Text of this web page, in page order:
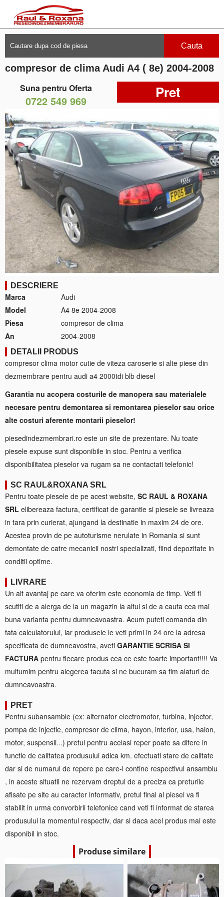
Cauta
compresor de clima Audi A4 ( 8e) 2004-2008
Suna pentru Oferta
0722 549 969 Pret
DESCRIERE
Marca
Audi
Model
A4 8e 2004-2008
Piesa
compresor de clima
An
2004-2008
DETALII PRODUS
compresor clima motor cutie de viteza caroserie si alte piese din
dezmembrare pentru audi a4 2000tdi blb diesel
Garantia nu acopera costurile de manopera sau materialele
necesare pentru demontarea si remontarea pieselor sau orice
alte costuri aferente montarii pieselor!
piesedindezmembrari.ro este un site de prezentare. Nu toate
piesele expuse sunt disponibile in stoc. Pentru a verifica
disponibilitatea pieselor va rugam sa ne contactati telefonic!
SC RAUL&ROXANA SRL
Pentru toate piesele de pe acest website, SC RAUL & ROXANA
SRL elibereaza factura, certificat de garantie si piesele se livreaza
in tara prin curierat, ajungand la destinatie in maxim 24 de ore.
Acestea provin de pe autoturisme nerulate in Romania si sunt
demontate de catre mecanicii nostri specializati, fiind depozitate in
conditii optime.
LIVRARE
Un alt avantaj pe care va oferim este economia de timp. Veti fi
scutiti de a alerga de la un magazin la altul si de a cauta cea mai
buna varianta pentru dumneavoastra. Acum puteti comanda din
fata calculatorului, iar produsele le veti primi in 24 ore la adresa
specificata de dumneavostra, aveti GARANTIE SCRISA SI
FACTURA pentru fiecare produs cea ce este foarte important!!!! Va
multumim pentru alegerea facuta si ne bucuram sa fim alaturi de
dumneavoastra.
PRET
Pentru subansamble (ex: alternator electromotor, turbina, injector,
pompa de injectie, compresor de clima, hayon, interior, usa, haion,
motor, suspensii...) pretul pentru acelasi reper poate sa difere in
functie de calitatea produsului adica km. efectuati stare de calitate
dar si de numarul de repere pe care-l contine respectivul ansamblu
, in aceste situatii ne rezervam dreptul de a preciza ca preturile
afisate pe site au caracter informativ, pretul final al piesei va fi
stabilit in urma convorbirii telefonice cand veti fi informat de starea
produsului la momentul respectiv, dar si daca acel produs mai este
disponibil in stoc.
Produse similare